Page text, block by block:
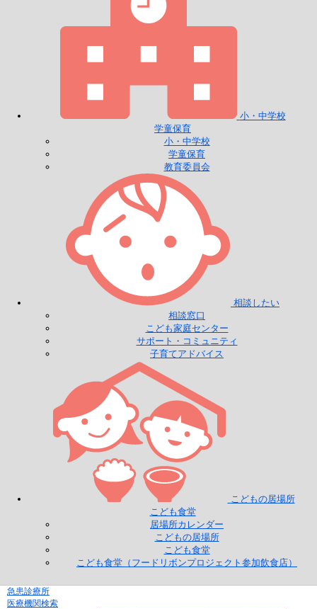
小・中学校
学童保育
小・中学校
学童保育
教育委員会
相談したい
相談窓口
こども家庭センター
サポート・コミュニティ
子育てアドバイス
こどもの居場所
こども食堂
居場所カレンダー
こどもの居場所
こども食堂
こども食堂（フードリボンプロジェクト参加飲食店）
急患診療所
医療機関検索